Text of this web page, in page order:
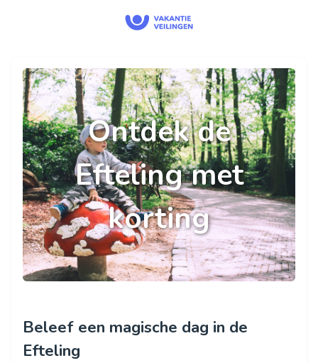
Ontdek de
Efteling met
korting
Beleef een magische dag in de
Efteling